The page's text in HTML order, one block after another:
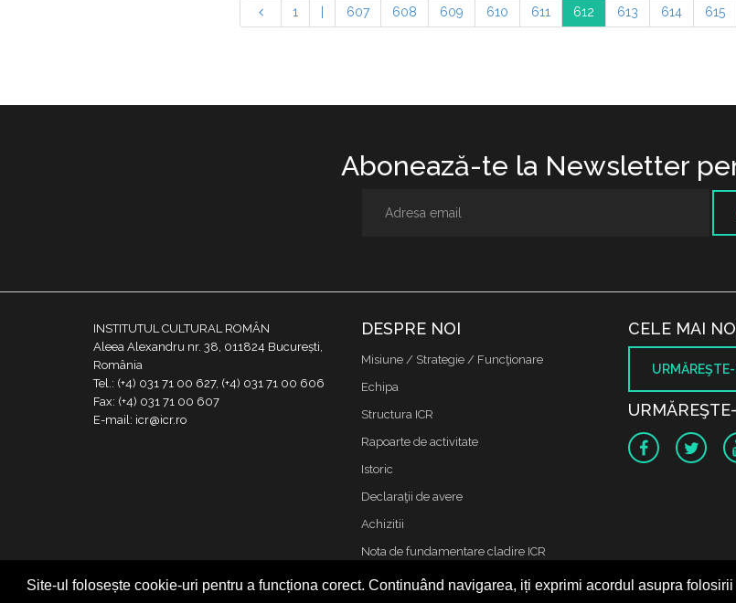
Site-ul folosește cookie-uri pentru a funcționa corect. Continuând navigarea, iți exprimi acordul asupra
1 607 608 609 610 611 612 613 614 615
Abonează-te la Newsletter
INSTITUTUL CULTURAL ROMÂN
Aleea Alexandru nr. 38, 011824 București,
România
Tel.: (+4) 031 71 00 627, (+4) 031 71 00 606
Fax: (+4) 031 71 00 607
E-mail: icr@icr.ro
DESPRE NOI
Misiune / Strategie / Funcţionare
Echipa
Structura ICR
Rapoarte de activitate
Istoric
Declaraţii de avere
Achizitii
Nota de fundamentare cladire ICR
Contact
CELE MAI